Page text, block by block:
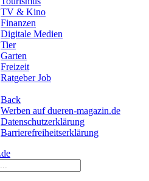
TV & Kino
Finanzen
Digitale Medien
Tier
Garten
Freizeit
Ratgeber Job
Back
Werben auf dueren-magazin.de
Datenschutzerklärung
Barrierefreiheitserklärung